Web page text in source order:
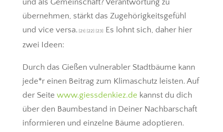
und als Gemeinschaft? Verantwortung zu
übernehmen, stärkt das Zugehörigkeitsgefühl
und vice versa. [21] [22] [23]
Es lohnt sich, daher hier
zwei Ideen:
Durch das Gießen vulnerabler Stadtbäume kann
jede*r einen Beitrag zum Klimaschutz leisten. Auf
der Seite www.giessdenkiez.de kannst du dich
über den Baumbestand in Deiner Nachbarschaft
informieren und einzelne Bäume adoptieren.